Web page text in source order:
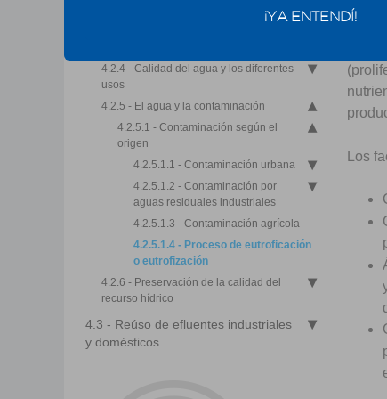
4.2.2 - Composición del agua en la
4.2.4 - Calidad del agua y los diferentes
usos
4.2.5 - El agua y la contaminación
4.2.5.1 - Contaminación según el
origen
4.2.5.1.1 - Contaminación urbana
4.2.5.1.2 - Contaminación por
aguas residuales industriales
4.2.5.1.3 - Contaminación agrícola
4.2.5.1.4 - Proceso de eutroficación
o eutrofización
4.2.6 - Preservación de la calidad del
recurso hídrico
4.3 - Reúso de efluentes industriales
y domésticos
Las
Los
¡YA ENTENDÍ!